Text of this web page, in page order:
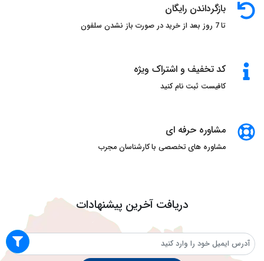
بازگرداندن رایگان
تا 7 روز بعد از خرید در صورت باز نشدن سلفون
کد تخفیف و اشتراک ویژه
کافیست ثبت نام کنید
مشاوره حرفه ای
مشاوره های تخصصی با کارشناسان مجرب
دریافت آخرین پیشنهادات